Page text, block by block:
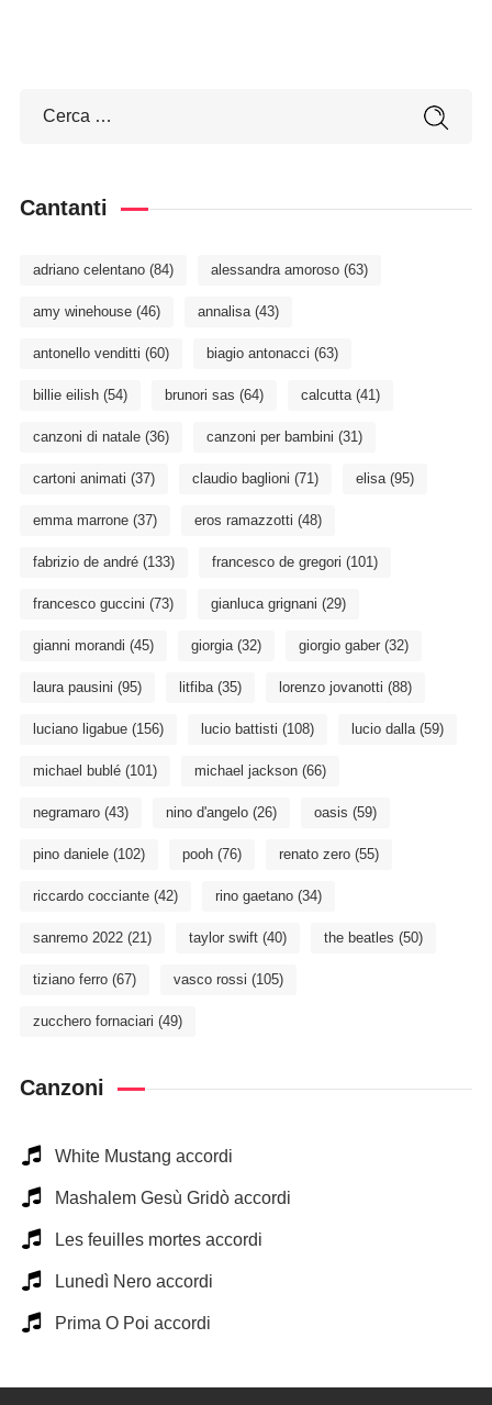
Cantanti
adriano celentano(84) alessandra amoroso(63)
amy winehouse(46) annalisa(43)
antonello venditti (60) biagio antonacci (63)
billie eilish(54) brunori sas (64) calcutta(41)
canzoni di natale(36) canzoni per bambini (31)
cartoni animati (37) claudio baglioni (71) elisa(95)
emma marrone(37) eros ramazzotti (48)
fabrizio de andré(133) francesco de gregori (101)
francesco guccini (73) gianluca grignani (29)
gianni morandi (45) giorgia(32) giorgio gaber(32)
laura pausini (95) litfiba(35) lorenzo jovanotti (88)
luciano ligabue(156) lucio battisti (108) lucio dalla(59)
michael bublé(101) michael jackson(66)
negramaro(43) nino d'angelo(26) oasis (59)
pino daniele(102) pooh(76) renato zero(55)
riccardo cocciante(42) rino gaetano(34)
sanremo 2022(21) taylor swift(40) the beatles (50)
tiziano ferro(67) vasco rossi (105)
zucchero fornaciari (49)
Canzoni
White Mustang accordi
Mashalem Gesù Gridò accordi
Les feuilles mortes accordi
Lunedì Nero accordi
Prima O Poi accordi